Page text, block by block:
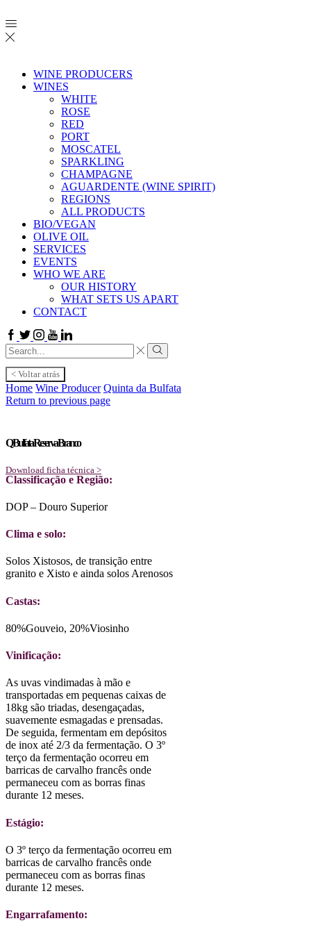
WINE PRODUCERS
WINES
WHITE
ROSE
RED
PORT
MOSCATEL
SPARKLING
CHAMPAGNE
AGUARDENTE (WINE SPIRIT)
REGIONS
ALL PRODUCTS
BIO/VEGAN
OLIVE OIL
SERVICES
EVENTS
WHO WE ARE
OUR HISTORY
WHAT SETS US APART
CONTACT
Facebook
TwitterInstagram
Youtube
Linkedin
Search
input
Search
< Voltar atrás
Home Wine Producer Quinta da Bulfata
Return to previous page
Q Bulfata Reserva Branco
Download ficha técnica >
Classificação e Região:
DOP – Douro Superior
Clima e solo:
Solos Xistosos, de transição entre
granito e Xisto e ainda solos Arenosos
Castas:
80%Gouveio, 20%Viosinho
Vinificação:
As uvas vindimadas à mão e
transportadas em pequenas caixas de
18kg são triadas, desengaçadas,
suavemente esmagadas e prensadas.
De seguida, fermentam em depósitos
de inox até 2/3 da fermentação. O 3º
terço da fermentação ocorreu em
barricas de carvalho francês onde
permaneceu com as borras finas
durante 12 meses.
Estágio:
O 3º terço da fermentação ocorreu em
barricas de carvalho francês onde
permaneceu com as borras finas
durante 12 meses.
Engarrafamento: